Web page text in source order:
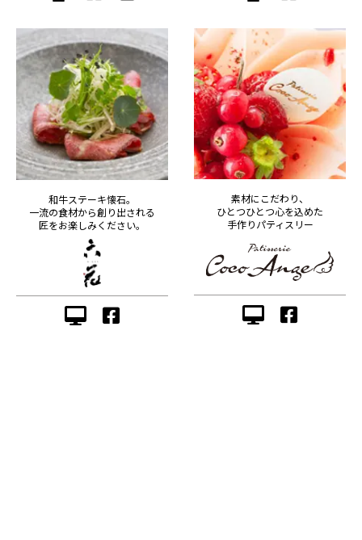
和牛ステーキ懐石。
一流の食材から創り出される
匠をお楽しみください。
素材にこだわり、
ひとつひとつ心を込めた
手作りパティスリー